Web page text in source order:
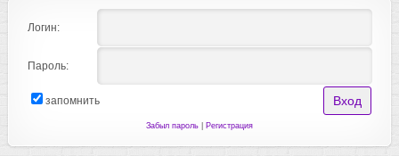
Логин:
Пароль:
запомнить
Забыл пароль| Регистрация